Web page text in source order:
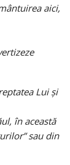
aici,
Lui și
în această
sau din